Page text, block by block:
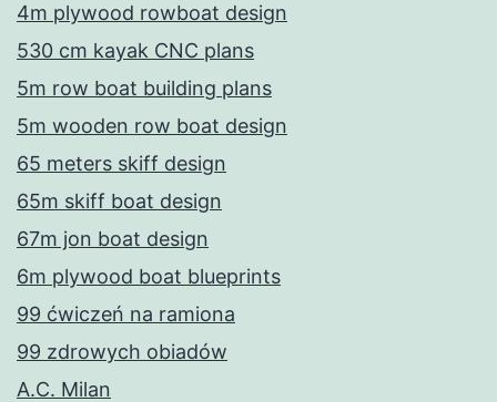
4m plywood rowboat design
530 cm kayak CNC plans
5m row boat building plans
5m wooden row boat design
65 meters skiff design
65m skiff boat design
67m jon boat design
6m plywood boat blueprints
99 ćwiczeń na ramiona
99 zdrowych obiadów
A.C. Milan